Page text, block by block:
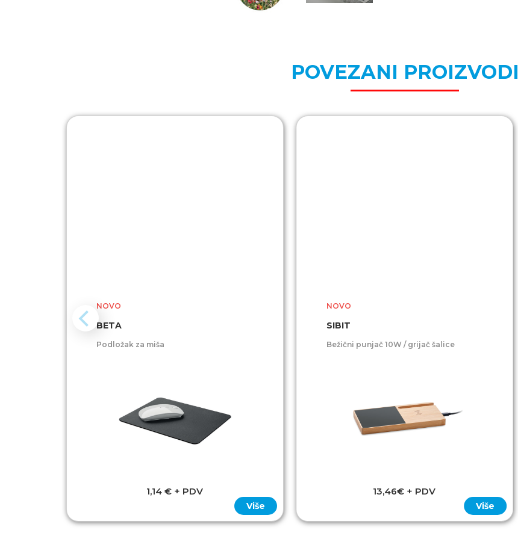
POVEZANI PROIZVODI
NOVO
BETA
Podložak za miša
1,14 € + PDV
Više
NOVO
SIBIT
Bežični punjač 10W / grijač šalice
13,46€ + PDV
Više